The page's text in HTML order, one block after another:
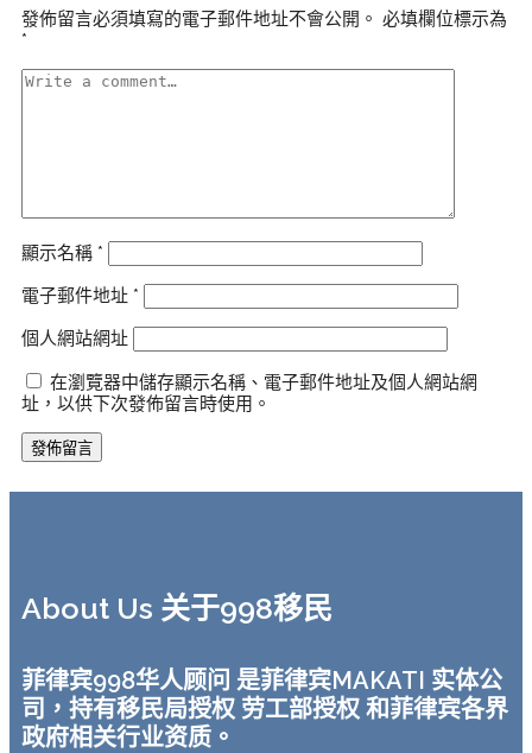
發佈留言必須填寫的電子郵件地址不會公開。 必填欄位標示為
*
顯示名稱 *
電子郵件地址 *
個人網站網址
在瀏覽器中儲存顯示名稱、電子郵件地址及個人網站網
址，以供下次發佈留言時使用。
About Us 关于998移民
菲律宾998华人顾问 是菲律宾MAKATI 实体公
司，持有移民局授权 劳工部授权 和菲律宾各界
政府相关行业资质。